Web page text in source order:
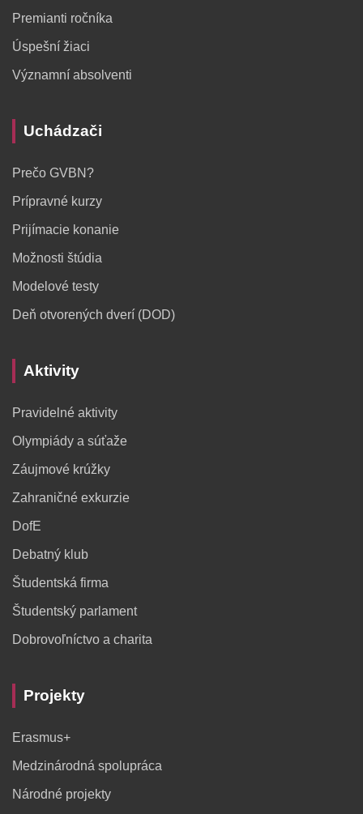
Premianti ročníka
Úspešní žiaci
Významní absolventi
Uchádzači
Prečo GVBN?
Prípravné kurzy
Prijímacie konanie
Možnosti štúdia
Modelové testy
Deň otvorených dverí (DOD)
Aktivity
Pravidelné aktivity
Olympiády a súťaže
Záujmové krúžky
Zahraničné exkurzie
DofE
Debatný klub
Študentská firma
Študentský parlament
Dobrovoľníctvo a charita
Projekty
Erasmus+
Medzinárodná spolupráca
Národné projekty